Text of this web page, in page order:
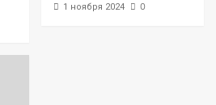
1 ноября 2024 0